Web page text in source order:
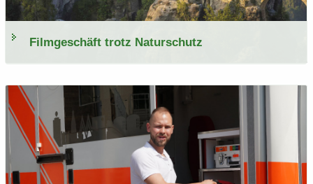
Film­ge­schäft trotz Na­tur­schutz